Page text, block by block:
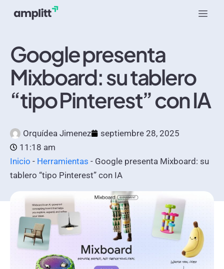
Google presenta
Mixboard: su tablero
“tipo Pinterest” con IA
Orquídea Jimenez
septiembre 28, 2025
11:18 am
Inicio - Herramientas - Google presenta Mixboard: su
tablero “tipo Pinterest” con IA